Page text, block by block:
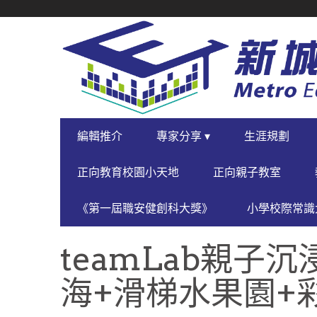
NAVIGATION
PRIMARY
NAVIGATION
編輯推介 專家分享 ▾ 生涯規劃
正向教育校園小天地 正向親子教室
《第一屆職安健創科大獎》 小學校際常
teamLab親子沉
海+滑梯水果園+